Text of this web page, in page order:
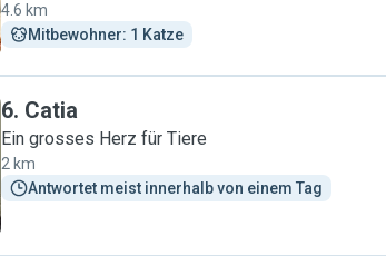
4.6 km
Mitbewohner: 1 Katze
6. Catia
Ein grosses Herz für Tiere
2 km
Antwortet meist innerhalb von einem Tag